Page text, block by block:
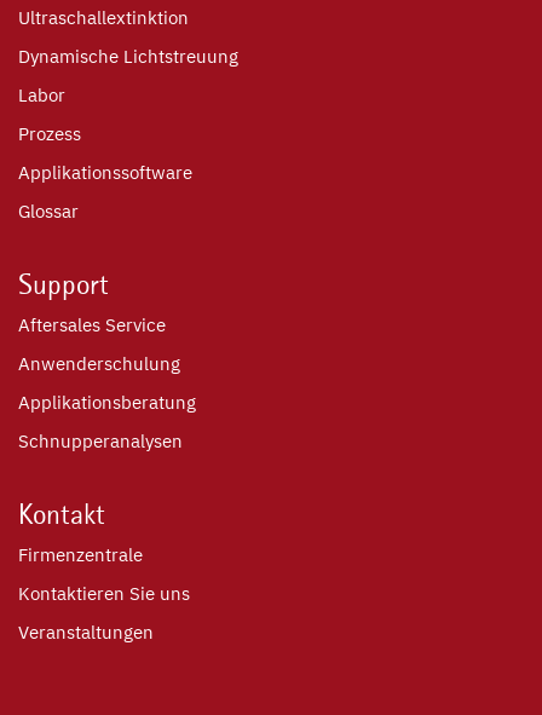
Ultraschallextinktion
Dynamische Lichtstreuung
Labor
Prozess
Applikationssoftware
Glossar
Support
Aftersales Service
Anwenderschulung
Applikationsberatung
Schnupperanalysen
Kontakt
Firmenzentrale
Kontaktieren Sie uns
Veranstaltungen